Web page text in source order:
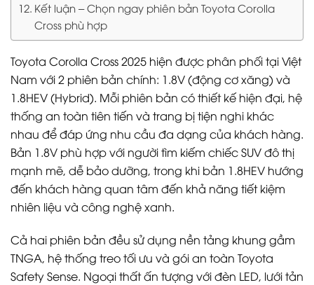
Kết luận – Chọn ngay phiên bản Toyota Corolla
Cross phù hợp
Toyota Corolla Cross 2025 hiện được phân phối tại Việt
Nam với 2 phiên bản chính: 1.8V (động cơ xăng) và
1.8HEV (Hybrid). Mỗi phiên bản có thiết kế hiện đại, hệ
thống an toàn tiên tiến và trang bị tiện nghi khác
nhau để đáp ứng nhu cầu đa dạng của khách hàng.
Bản 1.8V phù hợp với người tìm kiếm chiếc SUV đô thị
mạnh mẽ, dễ bảo dưỡng, trong khi bản 1.8HEV hướng
đến khách hàng quan tâm đến khả năng tiết kiệm
nhiên liệu và công nghệ xanh.
Cả hai phiên bản đều sử dụng nền tảng khung gầm
TNGA, hệ thống treo tối ưu và gói an toàn Toyota
Safety Sense. Ngoại thất ấn tượng với đèn LED, lưới tản